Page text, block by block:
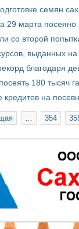
семян
марта посеяно
со второй
выданных
благодаря
180 тысяч
кредитов на
354